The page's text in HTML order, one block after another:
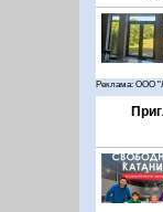
Реклама: ООО